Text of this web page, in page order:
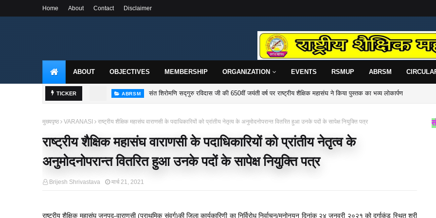
Home About Contact Disclaimer
ABOUT OBJECTIVES MEMBERSHIP ORGANIZATION EVENTS RSMUP ABRSM
TICKER MEETING राष्ट्रीय शैक्षिक महासंघ उ०प्र० की प्रदेश कार्यसमिति एवं साधारण सभा बैठक सम्पन्न
मुख्यपृष्ठ VARANASI राष्ट्रीय शैक्षिक महासंघ वाराणसी के पदाधिकारियों को प्रांतीय नेतृत्व के अनुमोदनोपरान्त वितरित हुआ उनके पदों के सापेक्ष नियुक्ति पत्र
राष्ट्रीय शैक्षिक महासंघ वाराणसी के पदाधिकारियों को प्रांतीय नेतृत्व के
अनुमोदनोपरान्त वितरित हुआ उनके पदों के सापेक्ष नियुक्ति पत्र
Brijesh Shrivastava मार्च 21, 2021
राष्ट्रीय शैक्षिक महासंघ जनपद-वाराणसी (प्राथमिक संवर्ग)की जिला कार्यकारिणी का निर्विरोध निर्वाचन/मनोनयन दिनांक २४ जनवरी २०२१ को दुर्गाकुंड स्थित श्री
राष्ट्रीय शैक्षिक महासंघ उत्तर प्रदेश